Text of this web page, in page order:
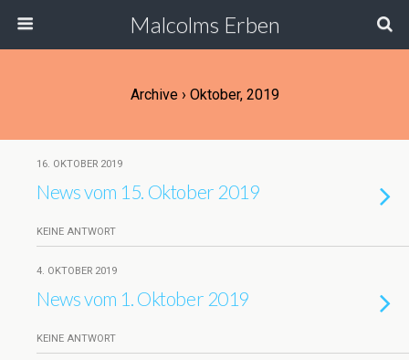
Malcolms Erben
Archive › Oktober, 2019
16. OKTOBER 2019
News vom 15. Oktober 2019
KEINE ANTWORT
4. OKTOBER 2019
News vom 1. Oktober 2019
KEINE ANTWORT